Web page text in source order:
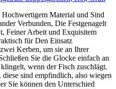
Material und Sind
Verbunden, Die Festgenagelt
Feiner Arbeit und Exquisitem
für Den Einsatz
Kerben, um sie an Ihrer
Sie die Glocke einfach an
wenn der Fisch zuschlägt.
sind empfindlich, also wiegen
Sie können den Unterschied